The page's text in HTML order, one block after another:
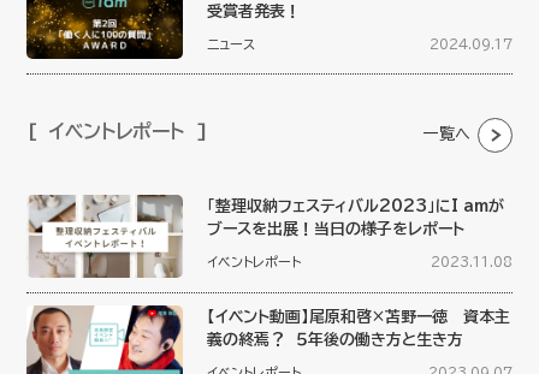
受賞者発表！
ニュース 2024.09.17
イベントレポート 一覧へ
「整理収納フェスティバル2023」にI amが
ブースを出展！当日の様子をレポート
イベントレポート 2023.11.08
【イベント動画】尾原和啓×苫野一徳 資本主
義の終焉？ ５年後の働き方と生き方